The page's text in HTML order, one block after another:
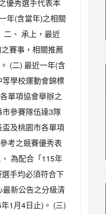
優秀選手代表本
年(含當年)之相關
二、 承上，最近
賽事，相關推薦
(二) 最近一年(含
學校運動會錦標
單項協會舉辦之
參賽隊伍達3隊
及桃園市各單項
考之競賽優秀表
為配合「115年
手均必須符合下
新公告之分級清
1月4日止)。 (三)